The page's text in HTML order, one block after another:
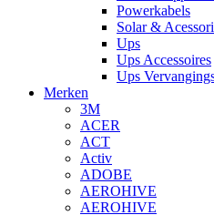
Powerkabels
Solar &
Ups
Ups Accessoires
Ups
Merken
3M
ACER
ACT
Activ
ADOBE
AEROHIVE
AEROHIVE